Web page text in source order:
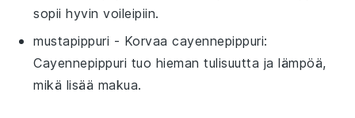
sopii hyvin voileipiin.
mustapippuri - Korvaacayennepippuri:
Cayennepippuri tuo hieman tulisuutta ja lämpöä,
mikä lisää makua.